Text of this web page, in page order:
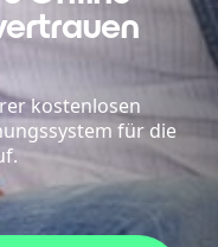
kostenlosen
für die